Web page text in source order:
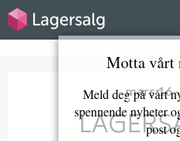
mars 16
Motta vårt
Meld deg på vårt
spennende nyheter
post